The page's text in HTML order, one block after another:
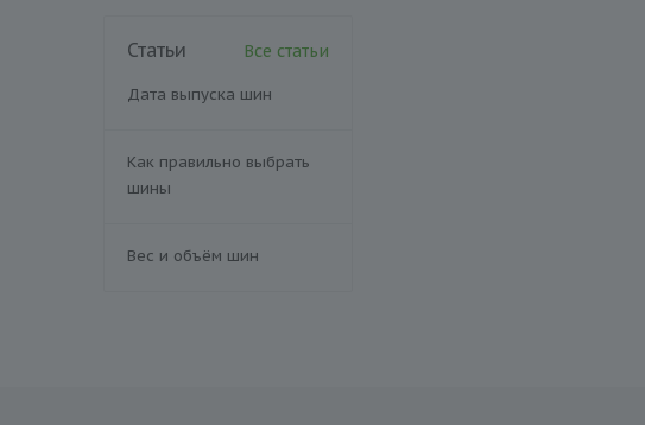
Статьи Все статьи
Дата выпуска шин
Как правильно выбрать
шины
Вес и объём шин